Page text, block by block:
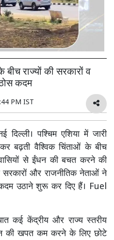
बीच राज्यों की सरकारों व
कदम
PM IST
पश्चिम एशिया में जारी
बढ़ती वैश्विक चिंताओं के बीच
से ईंधन की बचत करने की
सरकारों और राजनीतिक नेताओं ने
उठाने शुरू कर दिए हैं। Fuel
कई केंद्रीय और राज्य स्तरीय
की खपत कम करने के लिए छोटे